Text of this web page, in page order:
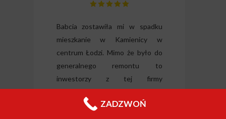
Babcia zostawiła mi w spadku
mieszkanie w Kamienicy w
centrum Łodzi. Mimo że było do
generalnego remontu to
inwestorzy z tej firmy
zdecydowali się je odkupić od ręki.
Chciałabym podziękować panu
ZADZWOŃ